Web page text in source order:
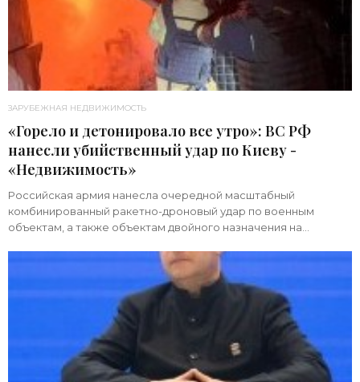
ЗАРУБЕЖНАЯ НЕДВИЖИМОСТЬ
«Горело и детонировало все утро»: ВС РФ
нанесли убийственный удар по Киеву -
«Недвижимость»
Российская армия нанесла очередной масштабный
комбинированный ракетно-дроновый удар по военным
объектам, а также объектам двойного назначения на